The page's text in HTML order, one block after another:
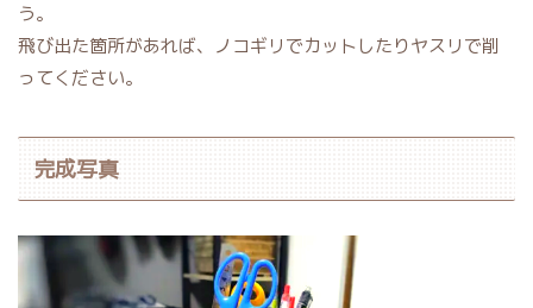
う。
飛び出た箇所があれば、ノコギリでカットしたりヤスリで削
ってください。
完成写真